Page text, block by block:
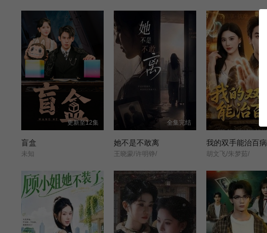
更新至12集
盲盒
未知
全集完结
她不是不敢离
王晓蒙/许明铮/
我的双手能治百病
胡文飞/朱梦茹/